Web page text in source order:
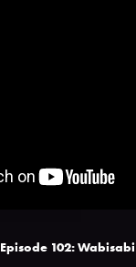
Episode 102: Wabisabi